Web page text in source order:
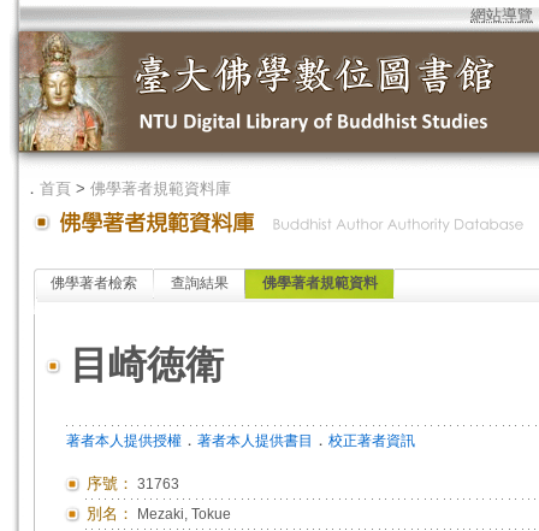
網站導覽
． 首頁 > 佛學著者規範資料庫
佛學著者檢索 查詢結果 佛學著者規範資料
目崎徳衛
著者本人提供授權 ． 著者本人提供書目 ． 校正著者資訊
序號： 31763
別名： Mezaki, Tokue